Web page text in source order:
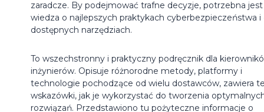
zaradcze. By podejmować trafne decyzje, potrzebna jest
wiedza o najlepszych praktykach cyberbezpieczeństwa i
dostępnych narzędziach.
To wszechstronny i praktyczny podręcznik dla
inżynierów. Opisuje różnorodne metody, platformy i
technologie pochodzące od wielu dostawców, zawiera
wskazówki, jak je wykorzystać do tworzenia
rozwiązań. Przedstawiono tu pożyteczne informacje o